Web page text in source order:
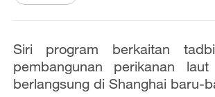
Siri program berkaitan
pembangunan perikanan
berlangsung di Shanghai baru-